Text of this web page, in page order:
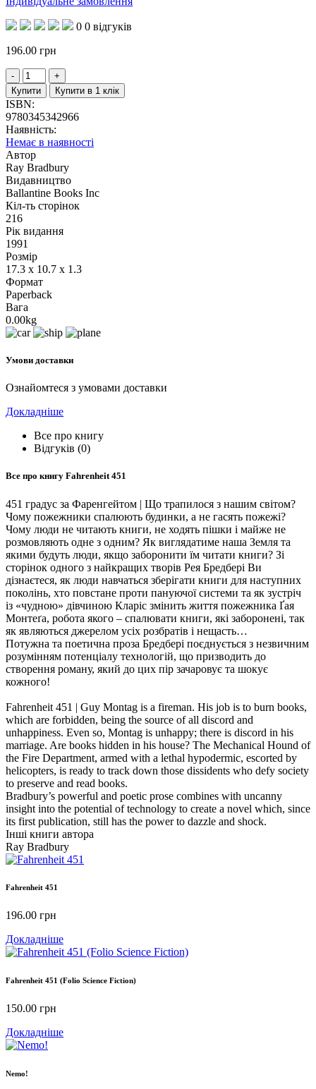
0 0 відгуків
196.00 грн
Купити Купити в 1 клік
ISBN:
9780345342966
Наявність:
Немає в наявності
Автор
Ray Bradbury
Видавництво
Ballantine Books Inc
Кіл-ть сторінок
216
Рік видання
1991
Розмір
17.3 x 10.7 x 1.3
Формат
Paperback
Вага
0.00kg
Умови доставки
Ознайомтеся з умовами доставки
Докладніше
Все про книгу
Відгуків (0)
Все про книгу Fahrenheit 451
451 градус за Фаренгейтом | Що трапилося з нашим світом?
Чому пожежники спалюють будинки, а не гасять пожежі?
Чому люди не читають книги, не ходять пішки і майже не
розмовляють одне з одним? Як виглядатиме наша Земля та
якими будуть люди, якщо заборонити їм читати книги? Зі
сторінок одного з найкращих творів Рея Бредбері Ви
дізнаєтеся, як люди навчаться зберігати книги для наступних
поколінь, хто повстане проти пануючої системи та як зустріч
із «чудною» дівчиною Кларіс змінить життя пожежника Ґая
Монтеґа, робота якого – спалювати книги, які заборонені, так
як являються джерелом усіх розбратів і нещасть…
Потужна та поетична проза Бредбері поєднується з незвичним
розумінням потенціалу технологій, що призводить до
створення роману, який до цих пір зачаровує та шокує
кожного!
Fahrenheit 451 | Guy Montag is a fireman. His job is to burn books,
which are forbidden, being the source of all discord and
unhappiness. Even so, Montag is unhappy; there is discord in his
marriage. Are books hidden in his house? The Mechanical Hound of
the Fire Department, armed with a lethal hypodermic, escorted by
helicopters, is ready to track down those dissidents who defy society
to preserve and read books.
Bradbury’s powerful and poetic prose combines with uncanny
insight into the potential of technology to create a novel which, since
its first publication, still has the power to dazzle and shock.
Інші книги автора
Ray Bradbury
Fahrenheit 451
196.00 грн
Докладніше
Fahrenheit 451 (Folio Science Fiction)
150.00 грн
Докладніше
Nemo!